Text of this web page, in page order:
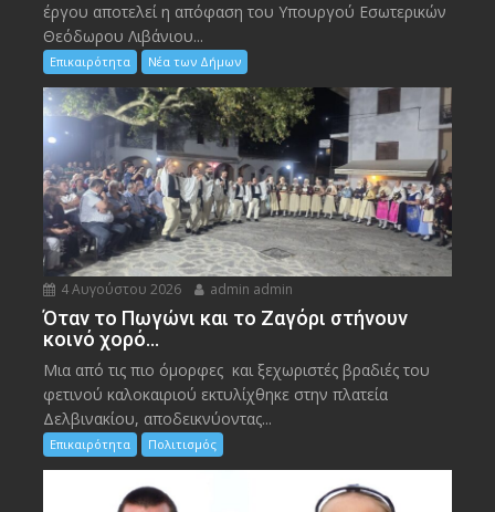
έργου αποτελεί η απόφαση του Υπουργού Εσωτερικών
Θεόδωρου Λιβάνιου...
Επικαιρότητα Νέα των Δήμων
4 Αυγούστου 2026 admin admin
Όταν το Πωγώνι και το Ζαγόρι στήνουν
κοινό χορό…
Μια από τις πιο όμορφες και ξεχωριστές βραδιές του
φετινού καλοκαιριού εκτυλίχθηκε στην πλατεία
Δελβινακίου, αποδεικνύοντας...
Επικαιρότητα Πολιτισμός